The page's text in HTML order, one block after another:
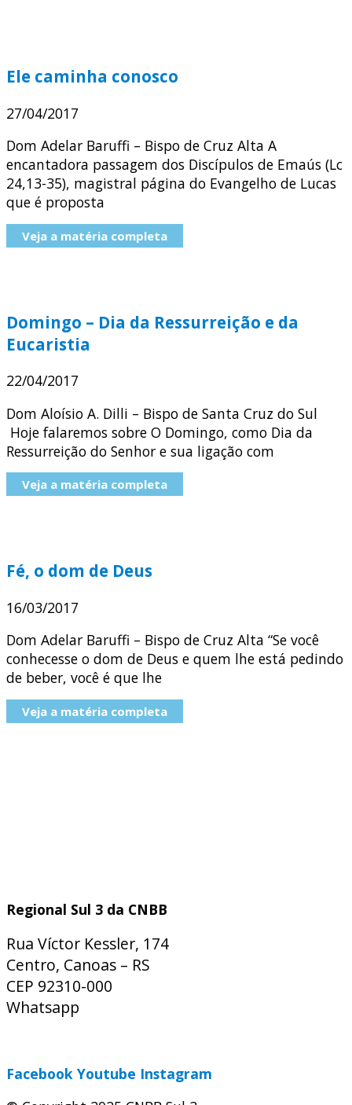
Ele caminha conosco
27/04/2017
Dom Adelar Baruffi – Bispo de Cruz Alta A
encantadora passagem dos Discípulos de Emaús (Lc
24,13-35), magistral página do Evangelho de Lucas
que é proposta
Veja a matéria completa
Domingo – Dia da Ressurreição e da
Eucaristia
22/04/2017
Dom Aloísio A. Dilli – Bispo de Santa Cruz do Sul
Hoje falaremos sobre O Domingo, como Dia da
Ressurreição do Senhor e sua ligação com
Veja a matéria completa
Fé, o dom de Deus
16/03/2017
Dom Adelar Baruffi – Bispo de Cruz Alta “Se você
conhecesse o dom de Deus e quem lhe está pedindo
de beber, você é que lhe
Veja a matéria completa
Regional Sul 3 da CNBB
Rua Víctor Kessler, 174
Centro, Canoas – RS
CEP 92310-000
Whatsapp
Facebook Youtube Instagram